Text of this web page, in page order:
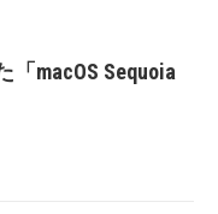
macOS Sequoia